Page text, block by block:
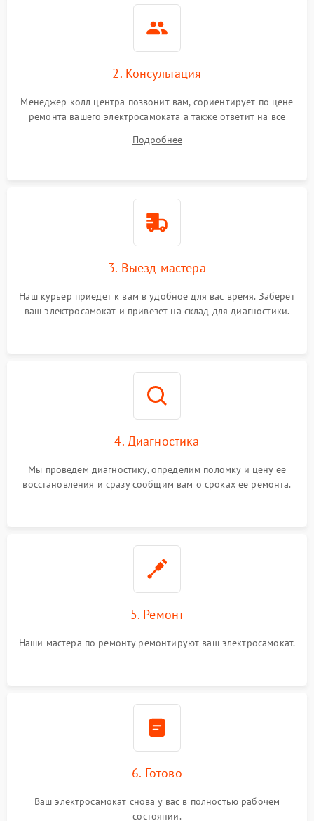
2. Консультация
Менеджер колл центра позвонит вам, сориентирует по цене
ремонта вашего электросамоката а также ответит на все
Подробнее
3. Выезд мастера
Наш курьер приедет к вам в удобное для вас время. Заберет
ваш электросамокат и привезет на склад для диагностики.
4. Диагностика
Мы проведем диагностику, определим поломку и цену ее
восстановления и сразу сообщим вам о сроках ее ремонта.
5. Ремонт
Наши мастера по ремонту ремонтируют ваш электросамокат.
6. Готово
Ваш электросамокат снова у вас в полностью рабочем
состоянии.